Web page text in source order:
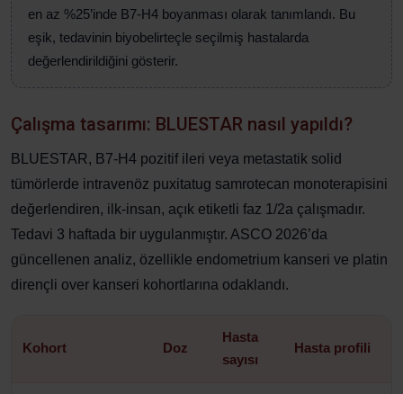
en az %25’inde B7-H4 boyanması olarak tanımlandı. Bu
eşik, tedavinin biyobelirteçle seçilmiş hastalarda
değerlendirildiğini gösterir.
Çalışma tasarımı: BLUESTAR nasıl yapıldı?
BLUESTAR, B7-H4 pozitif ileri veya metastatik solid
tümörlerde intravenöz puxitatug samrotecan monoterapisini
değerlendiren, ilk-insan, açık etiketli faz 1/2a çalışmadır.
Tedavi 3 haftada bir uygulanmıştır. ASCO 2026’da
güncellenen analiz, özellikle endometrium kanseri ve platin
dirençli over kanseri kohortlarına odaklandı.
Kohort Doz
Hasta
sayısı
Hasta profili